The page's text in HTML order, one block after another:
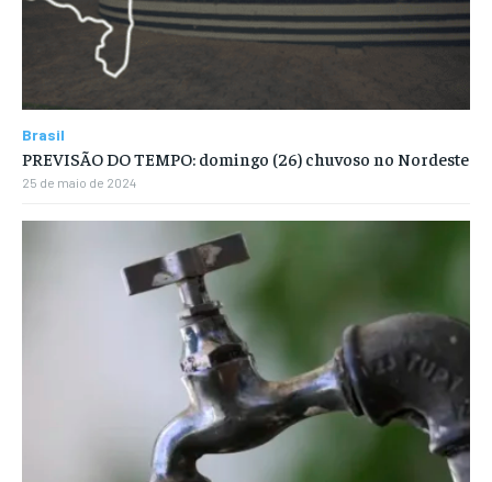
Brasil
PREVISÃO DO TEMPO: domingo (26) chuvoso no Nordeste
25 de maio de 2024